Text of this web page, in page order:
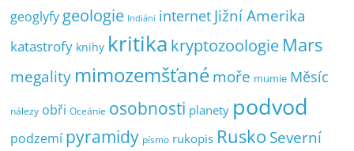
geoglyfy geologie Indiáni internet Jižní Amerika
katastrofy knihy kritika kryptozoologie Mars
megality mimozemšťanémoře mumie Měsíc
nálezy obři Oceánie osobnosti planety podvod
podzemí pyramidy písmo rukopis Rusko Severní